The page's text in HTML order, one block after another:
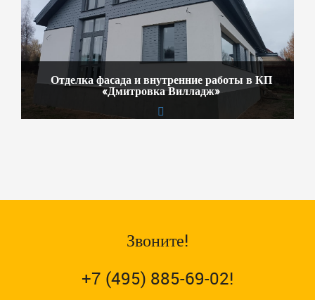
Отделка фасада и внутренние работы в КП
«Дмитровка Вилладж»
Звоните!
+7 (495) 885-69-02!